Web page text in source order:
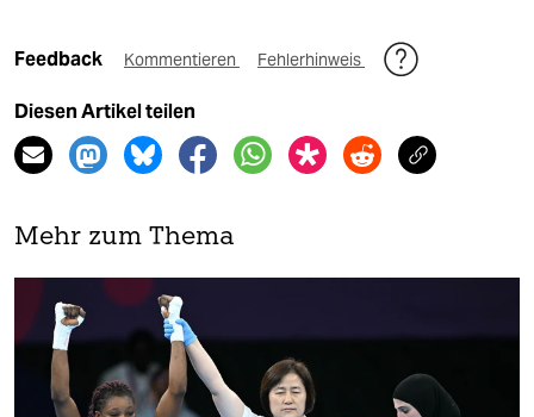
Feedback Kommentieren Fehlerhinweis
Diesen Artikel teilen
Mehr zum Thema